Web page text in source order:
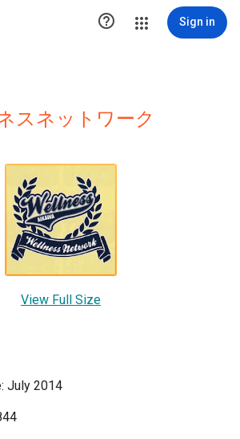
 Sign in
スネットワーク
View Full Size
July 2014